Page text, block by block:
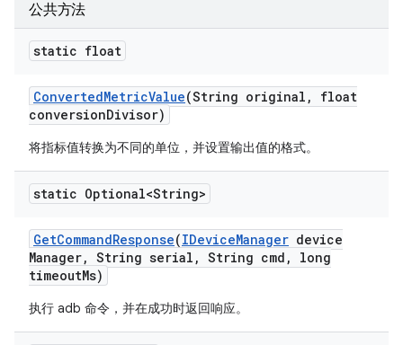
公共方法
static float
ConvertedMetricValue(String original ,
float
conversionDivisor)
将指标值转换为不同的单位，并设置输出值的格式。
static Optional<String>
GetCommandResponse(IDeviceManager device
Manager, String serial , String cmd ,
long
timeoutMs)
执行 adb 命令，并在成功时返回响应。